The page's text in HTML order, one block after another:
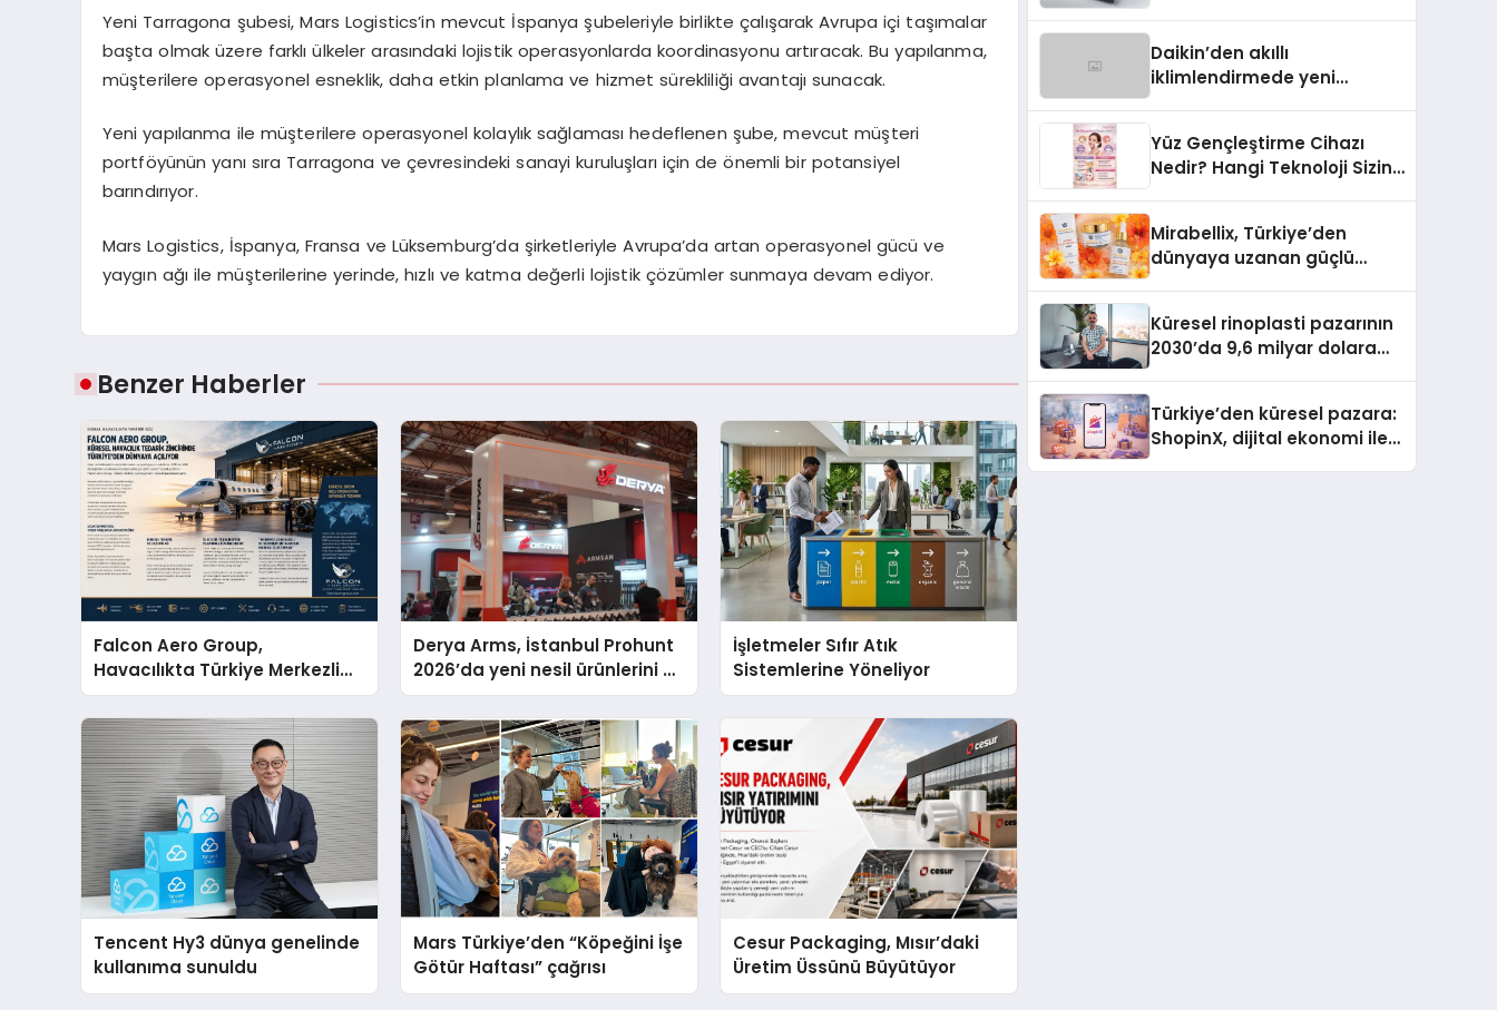
Yeni Tarragona şubesi, Mars Logistics’in mevcut İspanya şubeleriyle birlikte çalışarak Avrupa içi taşımalar
başta olmak üzere farklı ülkeler arasındaki lojistik operasyonlarda koordinasyonu artıracak. Bu yapılanma,
müşterilere operasyonel esneklik, daha etkin planlama ve hizmet sürekliliği avantajı sunacak.
Yeni yapılanma ile müşterilere operasyonel kolaylık sağlaması hedeflenen şube, mevcut müşteri
portföyünün yanı sıra Tarragona ve çevresindeki sanayi kuruluşları için de önemli bir potansiyel
barındırıyor.
Mars Logistics, İspanya, Fransa ve Lüksemburg’da şirketleriyle Avrupa’da artan operasyonel gücü ve
yaygın ağı ile müşterilerine yerinde, hızlı ve katma değerli lojistik çözümler sunmaya devam ediyor.
Benzer Haberler
Falcon Aero Group,
Havacılıkta Türkiye Merkezli
Küresel Çözüm Ortağı Olma
Yolunda İlerliyor
Derya Arms, İstanbul Prohunt
2026’da yeni nesil ürünlerini ve
global marka vizyonunu
sergiledi
İşletmeler Sıfır Atık
Sistemlerine Yöneliyor
Tencent Hy3 dünya genelinde
kullanıma sunuldu
Mars Türkiye’den “Köpeğini İşe
Götür Haftası” çağrısı
Cesur Packaging, Mısır’daki
Üretim Üssünü Büyütüyor
Daikin’den akıllı
iklimlendirmede yeni
Yüz Gençleştirme Cihazı
Nedir? Hangi Teknoloji Sizin
Mirabellix, Türkiye’den
dünyaya uzanan güçlü
Küresel rinoplasti pazarının
2030’da 9,6 milyar dolara
Türkiye’den küresel pazara:
ShopinX, dijital ekonomi ile